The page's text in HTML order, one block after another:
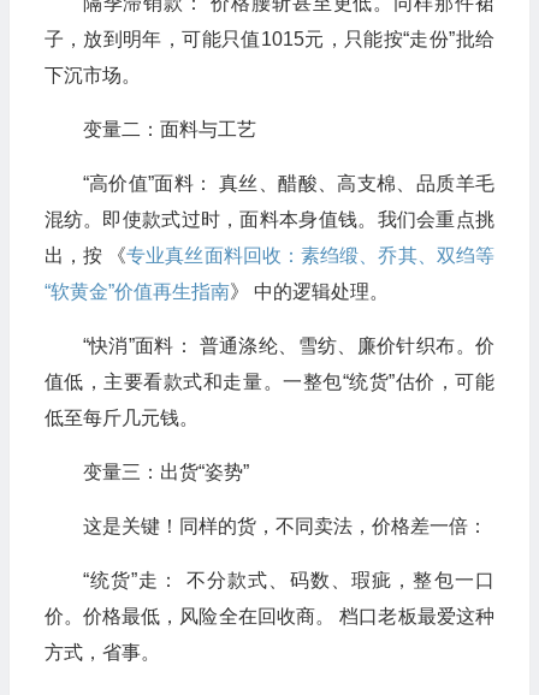
子，放到明年，可能只值1015元，只能按“走份”批给
下沉市场。
变量二：面料与工艺
“高价值”面料： 真丝、醋酸、高支棉、品质羊毛
混纺。即使款式过时，面料本身值钱。我们会重点挑
出，按 《专业真丝面料回收：素绉缎、乔其、双绉等
“软黄金”价值再生指南》 中的逻辑处理。
“快消”面料： 普通涤纶、雪纺、廉价针织布。价
值低，主要看款式和走量。一整包“统货”估价，可能
低至每斤几元钱。
变量三：出货“姿势”
这是关键！同样的货，不同卖法，价格差一倍：
“统货”走： 不分款式、码数、瑕疵，整包一口
价。价格最低，风险全在回收商。 档口老板最爱这种
方式，省事。